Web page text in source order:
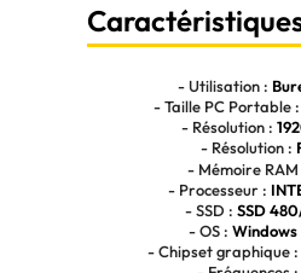
- Utilisation :
- Taille PC Portable :
- Résolution :
- Résolution :
- Mémoire RAM
- Processeur :
- SSD : SSD
- OS : Windows
- Chipset graphique :